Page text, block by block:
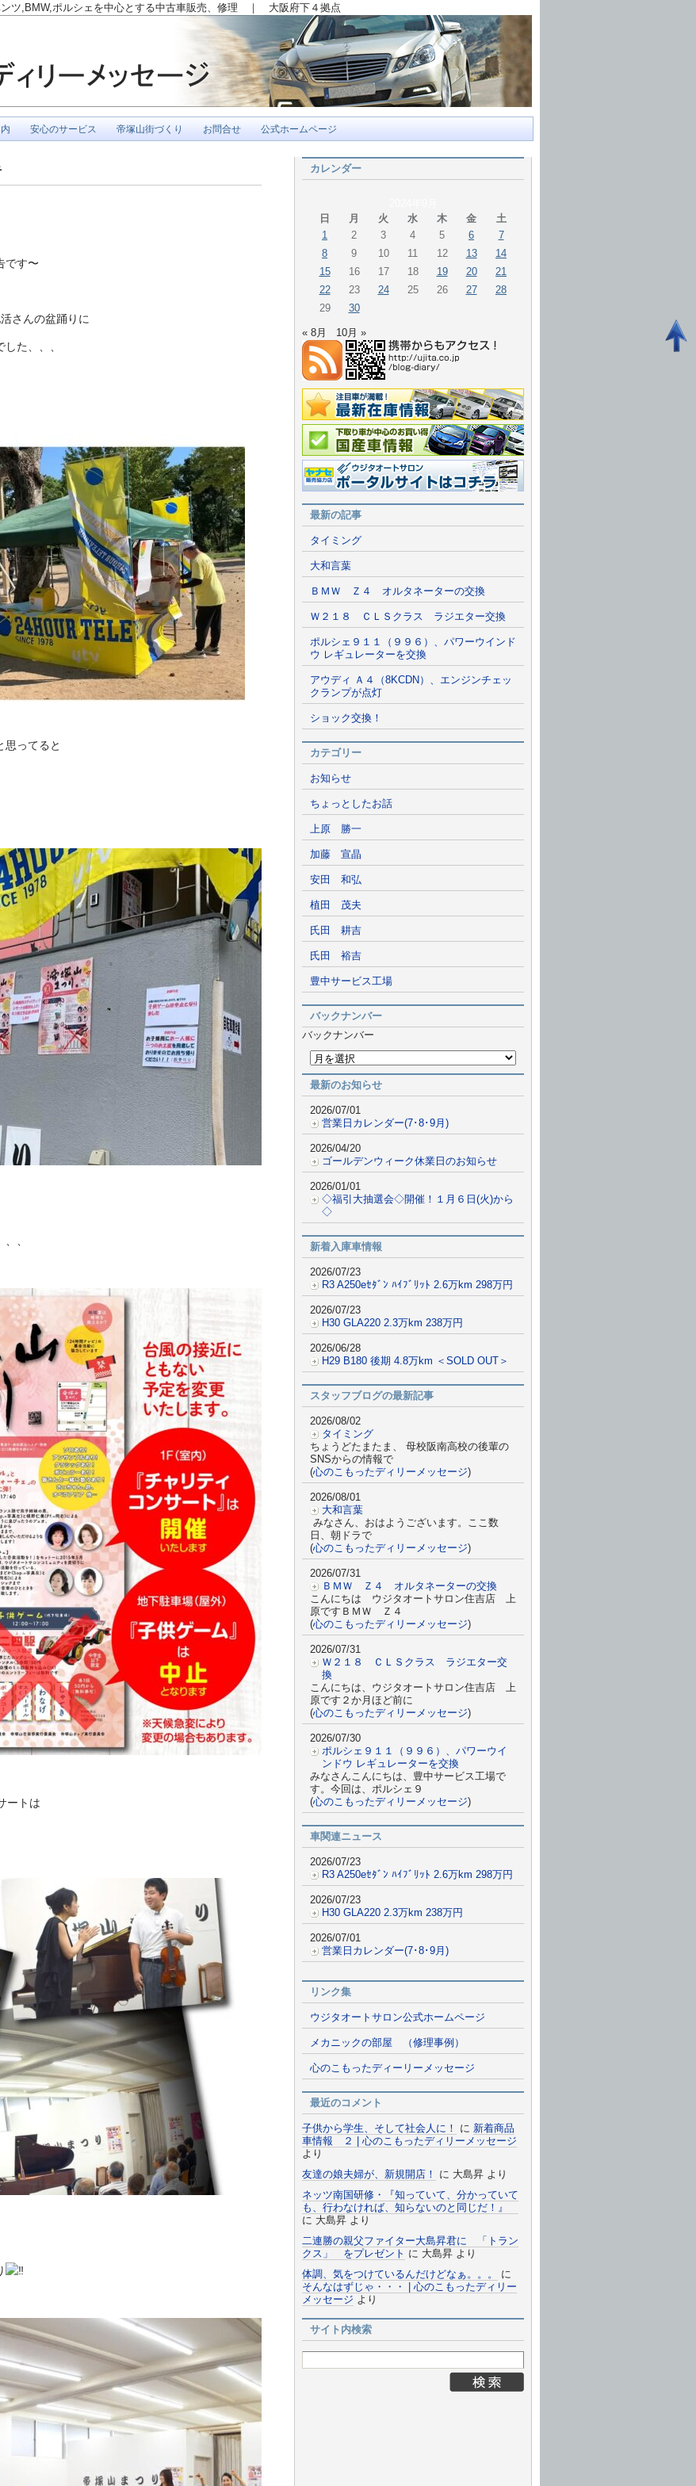
ツ,BMW,ポルシェを中心とする中古車販売、修理 ｜ 大阪府下４拠点
安心のサービス 帝塚山街づくり お問合せ 公式ホームページ
です〜
さんの盆踊りに
た、、、
思ってると
、
ートは
カレンダー
日
月 火 水 木 金
土
1
2 3 4 5 6
7
8
9 10 11 12 13
14
15
16 17 18 19 20
21
22
23 24 25 26 27
28
29
30
« 8月 10月 »
在庫情報一覧を見る
国産車情報
最新の記事
タイミング
大和言葉
ＢＭＷ Ｚ４ オルタネーターの交換
Ｗ２１８ ＣＬＳクラス ラジエター交換
ポルシェ９１１（９９６）、パワーウインド
ウ レギュレーターを交換
アウディ Ａ４（8KCDN）、エンジンチェッ
クランプが点灯
ショック交換！
カテゴリー
お知らせ
ちょっとしたお話
上原 勝一
加藤 宣晶
安田 和弘
植田 茂夫
氏田 耕吉
氏田 裕吉
豊中サービス工場
バックナンバー
バックナンバー
最新のお知らせ
2026/07/01
営業日カレンダー(7･8･9月)
2026/04/20
ゴールデンウィーク休業日のお知らせ
2026/01/01
◇福引大抽選会◇開催！１月６日(火)から
◇
新着入庫車情報
2026/07/23
R3 A250eｾﾀﾞﾝ ﾊｲﾌﾞﾘｯﾄ 2.6万km 298万円
2026/07/23
H30 GLA220 2.3万km 238万円
2026/06/28
H29 B180 後期 4.8万km ＜SOLD OUT＞
スタッフブログの最新記事
2026/08/02
タイミング
ちょうどたまたま、 母校阪南高校の後輩の
SNSからの情報で
(心のこもったディリーメッセージ)
2026/08/01
大和言葉
みなさん、おはようございます。ここ数
日、朝ドラで
(心のこもったディリーメッセージ)
2026/07/31
ＢＭＷ Ｚ４ オルタネーターの交換
こんにちは ウジタオートサロン住吉店 上
原ですＢＭＷ Ｚ４
(心のこもったディリーメッセージ)
2026/07/31
Ｗ２１８ ＣＬＳクラス ラジエター交
換
こんにちは、ウジタオートサロン住吉店 上
原です２か月ほど前に
(心のこもったディリーメッセージ)
2026/07/30
ポルシェ９１１（９９６）、パワーウイ
ンドウ レギュレーターを交換
みなさんこんにちは、豊中サービス工場で
す。今回は、ポルシェ９
(心のこもったディリーメッセージ)
車関連ニュース
2026/07/23
R3 A250eｾﾀﾞﾝ ﾊｲﾌﾞﾘｯﾄ 2.6万km 298万円
2026/07/23
H30 GLA220 2.3万km 238万円
2026/07/01
営業日カレンダー(7･8･9月)
リンク集
ウジタオートサロン公式ホームページ
メカニックの部屋 （修理事例）
心のこもったディーリーメッセージ
最近のコメント
子供から学生、そして社会人に！ に 新着商品
車情報 ２ | 心のこもったディリーメッセージ
より
友達の娘夫婦が、新規開店！
に 大島昇 より
ネッツ南国研修・『知っていて、分かっていて
も、行わなければ、知らないのと同じだ！』
に 大島昇 より
二連勝の親父ファイター大島昇君に 「トラン
クス」 をプレゼント に 大島昇 より
体調、気をつけているんだけどなぁ。。。
に
そんなはずじゃ・・・ | 心のこもったディリー
メッセージ より
サイト内検索